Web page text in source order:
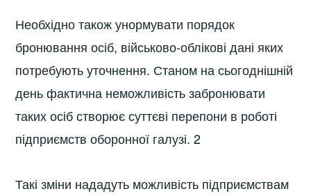
Необхідно також унормувати порядок
бронювання осіб, військово-облікові дані яких
потребують уточнення. Станом на сьогоднішній
день фактична неможливість забронювати
таких осіб створює суттєві перепони в роботі
підприємств оборонної галузі. 2
Такі зміни нададуть можливість підприємствам